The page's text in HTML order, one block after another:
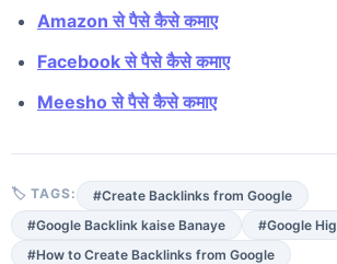
Amazon से पैसे कैसे कमाए
Facebook से पैसे कैसे कमाए
Meesho से पैसे कैसे कमाए
🏷 TAGS:
#Create Backlinks from Google
#Google Backlink kaise Banaye
#Google
#How to Create Backlinks from Google